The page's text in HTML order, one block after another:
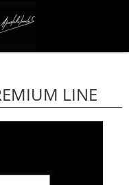
LINE